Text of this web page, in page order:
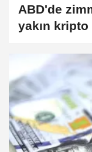
ABD'de
yakın
eden FBI